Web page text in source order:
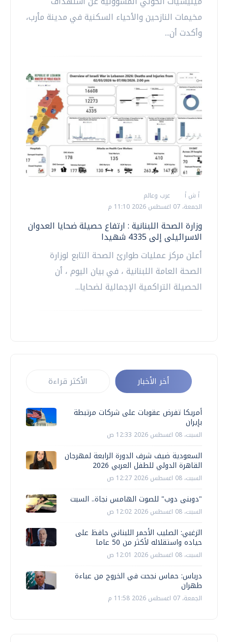
مخيمات النازحين والأحياء السكنية في مدينة مأرب،
وأكدت أن...
أ ش أ
عرب وعالم
الجمعة، 07 اغسطس 2026 11:10 م
وزارة الصحة اللبنانية : ارتفاع حصيلة ضحايا العدوان
الاسرائيلى إلى 4335 شهيدا
أعلن مركز عمليات طوارئ الصحة التابع لوزارة
الصحة العامة اللبنانية ، في بيان اليوم ، أن
الحصيلة التراكمية الإجمالية لضحايا...
أخر الأخبار الأكثر قراءة
أمريكا تفرض عقوبات على شركات مرتبطة
بإيران
السبت، 08 اغسطس 2026 12:33 ص
السعودية ضيف شرف الدورة الرابعة لمهرجان
القاهرة الدولي للطفل العربي 2026
السبت، 08 اغسطس 2026 12:27 ص
"دوبنى دوب" للصوت الهامس نجاة.. السبت
السبت، 08 اغسطس 2026 12:02 ص
الزغبي: الصليب الأحمر اللبناني حافظ على
حياده واستقلاله لأكثر من 50 عاما
السبت، 08 اغسطس 2026 12:01 ص
درباس: حماس نجحت في الخروج من عباءة
طهران
الجمعة، 07 اغسطس 2026 11:58 م